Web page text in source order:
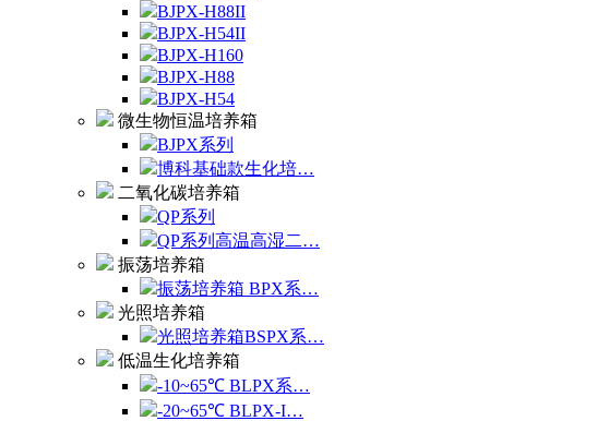
BJPX-H88II
BJPX-H54II
BJPX-H160
BJPX-H88
BJPX-H54
微生物恒温培养箱
BJPX系列
博科基础款生化培…
二氧化碳培养箱
QP系列
QP系列高温高湿二…
振荡培养箱
振荡培养箱 BPX系…
光照培养箱
光照培养箱BSPX系…
低温生化培养箱
-10~65℃ BLPX系…
-20~65℃ BLPX-I…